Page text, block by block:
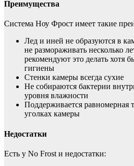
Преимущества
Система Ноу Фрост имеет такие
Лед и иней не образуются в
не размораживать несколько
рекомендуют это делать хотя
гигиены
Стенки камеры всегда сухие
Не собираются бактерии
уровня влажности
Поддерживается равномерная
уголках камеры
Недостатки
Есть у No Frost и недостатки: